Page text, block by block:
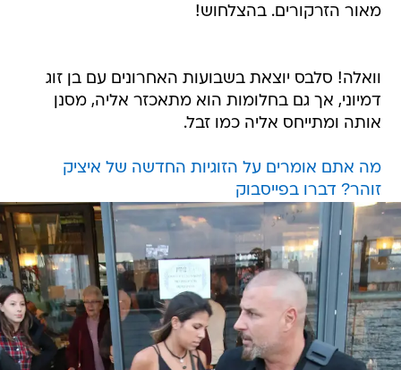
מאור הזרקורים. בהצלחוש!
וואלה! סלבס יוצאת בשבועות האחרונים עם בן זוג
דמיוני, אך גם בחלומות הוא מתאכזר אליה, מסנן
אותה ומתייחס אליה כמו זבל.
מה אתם אומרים על הזוגיות החדשה של איציק
זוהר? דברו בפייסבוק